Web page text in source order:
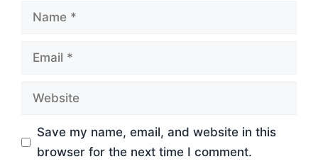
Name
Email
Website
Save my name, email, and website in this
browser for the next time I comment.